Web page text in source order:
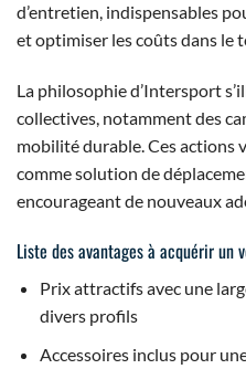
d’entretien, indispensables
et optimiser les coûts dans le
La philosophie d’Intersport
collectives, notamment des
mobilité durable. Ces actions
comme solution de
encourageant de nouveaux
Liste des avantages à acquérir un
Prix attractifs avec une
divers profils
Accessoires inclus pour